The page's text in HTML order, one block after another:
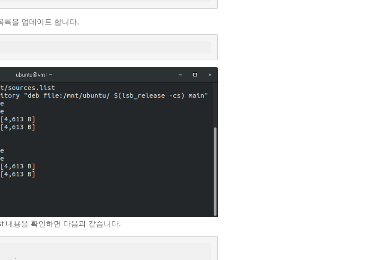
록을 업데이트 합니다.
내용을 확인하면 다음과 같습니다.